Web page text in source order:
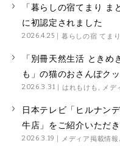
「暮らしの宿てまり
に初認定されました
2026.4.25 暮らしの宿 てまり
「別冊天然生活 とき
も」の猫のおさんぽク
2026.3.31 はれもけも , メデ
日本テレビ「ヒルナン
牛店」をご紹介いただ
2026.3.19 メディア掲載情報